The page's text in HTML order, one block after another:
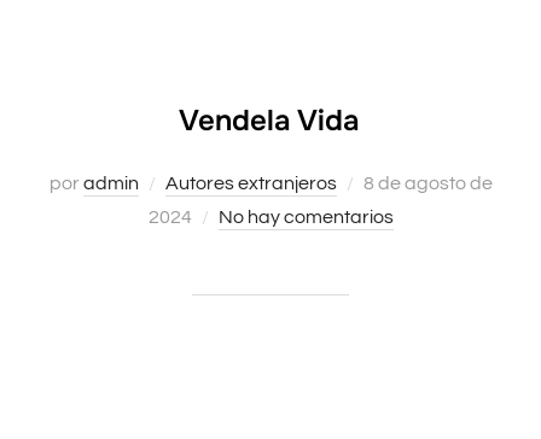
Vendela Vida
poradmin Autores extranjeros
Publicado
el
8 de agosto de
2024
No hay comentarios